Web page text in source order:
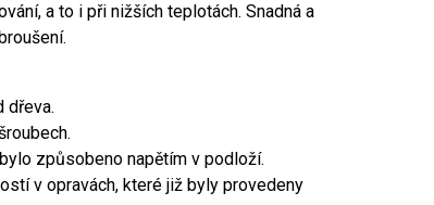
a to i při nižších teplotách. Snadná a
dřeva.
způsobeno napětím v podloží.
v opravách, které již byly provedeny